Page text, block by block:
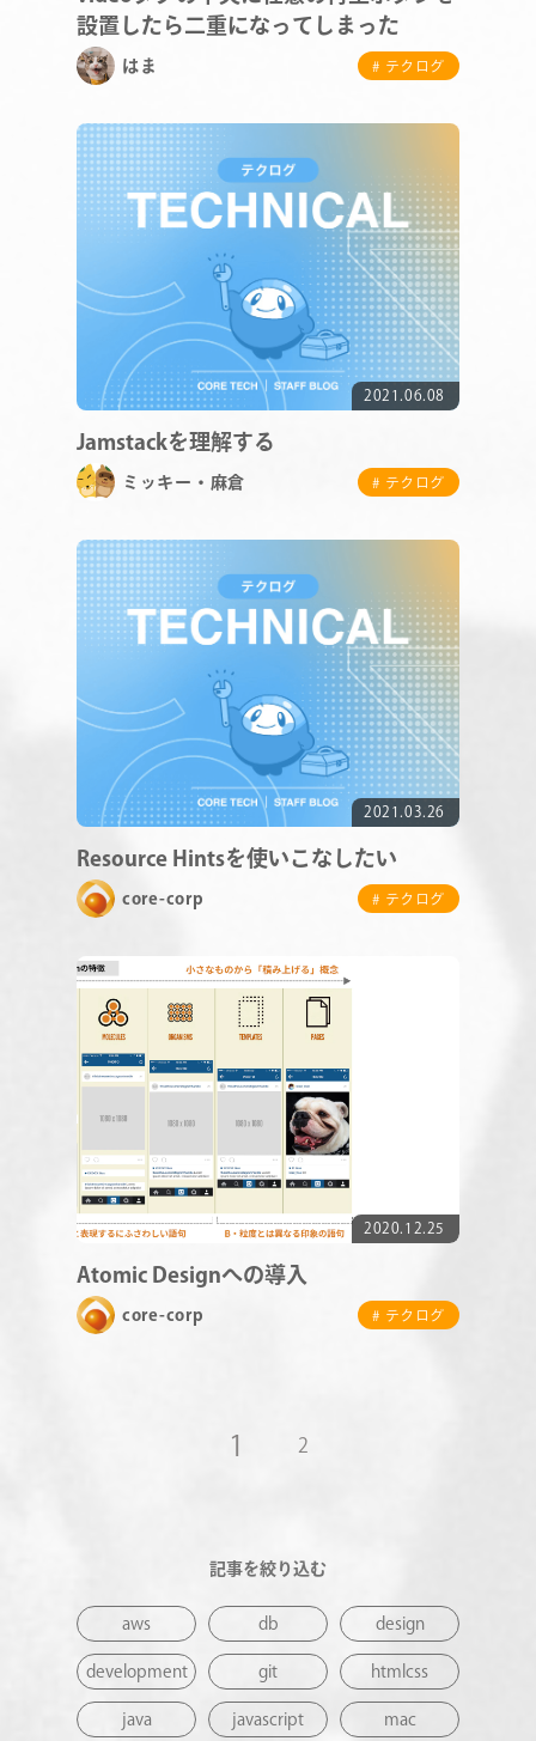
COMPANY
SERVICE
STAFF BLOG
NEWS
RECRUIT
設置したら二重になってしまった
はま # テクログ
2021.06.08
Jamstackを理解する
ミッキー・麻倉 # テクログ
2021.03.26
Resource Hintsを使いこなしたい
core-corp # テクログ
2020.12.25
Atomic Designへの導入
core-corp # テクログ
1 2
記事を絞り込む
aws db design
development git htmlcss
java javascript mac